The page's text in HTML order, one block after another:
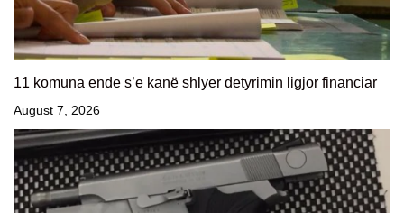
11 komuna ende s’e kanë shlyer detyrimin ligjor financiar
August 7, 2026